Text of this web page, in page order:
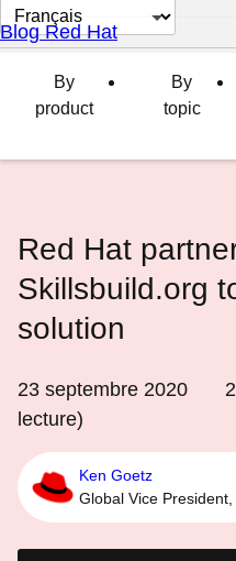
Changer
la
langue
Blog Red Hat
By
product
By
topic
Red Hat
Skillsbuild.org
solution
23 septembre 2020 2
lecture)
Ken Goetz
Global Vice